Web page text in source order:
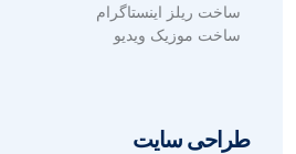
ساخت ریلز اینستاگرام
ساخت موزیک ویدیو
طراحی سایت